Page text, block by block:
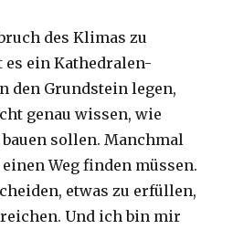
des Klimas zu
ein Kathedralen-
den Grundstein legen,
genau wissen, wie
sollen. Manchmal
Weg finden müssen.
etwas zu erfüllen,
Und ich bin mir